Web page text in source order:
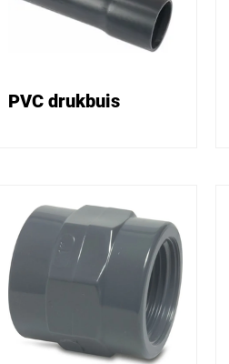
PVC drukbuis